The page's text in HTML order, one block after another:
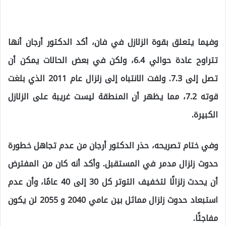
وفيما يتعلق بقوة الزلازل في فان، أكد الدكتور أرجان أنها
تتراوح عادة حوالي 6.4، ولكن في بعض الحالات يمكن أن
تصل إلى 7.3. ولفت الانتباه إلى زلزال عام 2011 الذي بلغت
قوته 7.2، مما يظهر أن المنطقة ليست غريبة على الزلازل
الكبيرة.
وفي ختام تصريحه، حذر الدكتور أرجان من عدم تجاهل خطورة
حدوث زلزال مدمر في المستقبل. وأكد أنه كان من المفترض
أن يحدث زلزالًا لتخفيف التوتر كل 30 إلى 40 عامًا، وأن عدم
استبعاد حدوث زلزال مماثل بين عامي 2040 و 2055 لن يكون
مفاجئًا.